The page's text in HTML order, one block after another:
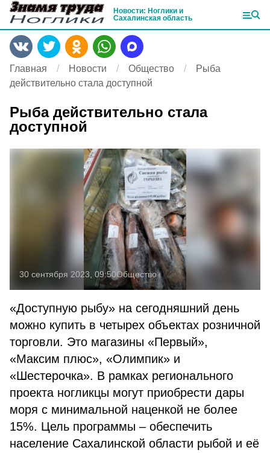
Новости: Ноглики и
Сахалинская область
Главная Новости Общество
Рыба
действительно стала доступной
Рыба действительно стала
доступной
30 сентября 2023, 09:50Общество
«Доступную рыбу» на сегодняшний день
можно купить в четырех объектах розничной
торговли. Это магазины «Первый»,
«Максим плюс», «Олимпик» и
«Шестерочка». В рамках регионального
проекта ногликцы могут приобрести дары
моря с минимальной наценкой не более
15%. Цель программы – обеспечить
население Сахалинской области рыбой и её